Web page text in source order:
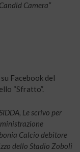
Camera”
Facebook del
“Sfratto”.
Le scrivo per
Calcio debitore
dello Stadio Zoboli